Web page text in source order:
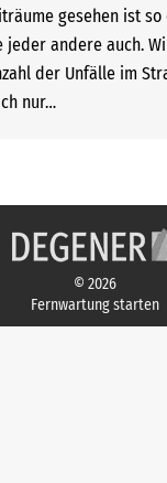
gesehen ist so
jeder andere auch.
der Unfälle im
nur…
© 2026
Fernwartung starten